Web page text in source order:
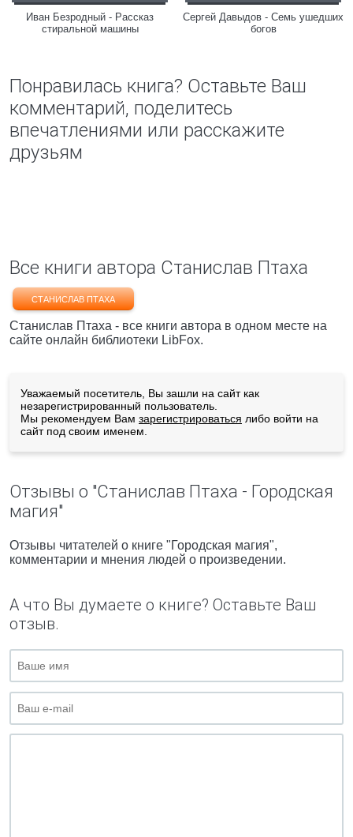
Иван Безродный - Рассказ
стиральной машины
Сергей Давыдов - Семь ушедших
богов
Понравилась книга? Оставьте Ваш
комментарий, поделитесь
впечатлениями или расскажите
друзьям
Все книги автора Станислав Птаха
СТАНИСЛАВ ПТАХА
Станислав Птаха - все книги автора в одном месте на
сайте онлайн библиотеки LibFox.
Уважаемый посетитель, Вы зашли на сайт как
незарегистрированный пользователь.
Мы рекомендуем Вам зарегистрироваться либо войти на
сайт под своим именем.
Отзывы о "Станислав Птаха - Городская
магия"
Отзывы читателей о книге "Городская магия",
комментарии и мнения людей о произведении.
А что Вы думаете о книге? Оставьте Ваш
отзыв.